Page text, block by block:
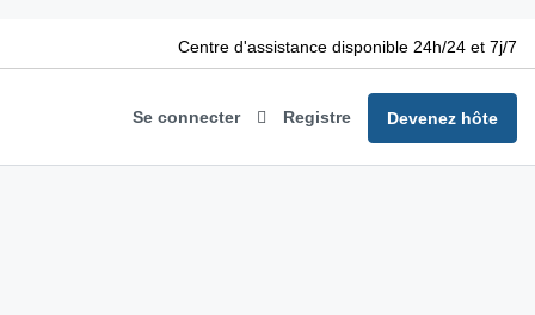
Centre d'assistance disponible 24h/24 et 7j/7
Se connecter Registre Devenez hôte